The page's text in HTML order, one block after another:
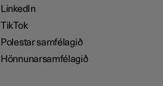
LinkedIn
TikTok
Polestar samfélagið
Hönnunarsamfélagið